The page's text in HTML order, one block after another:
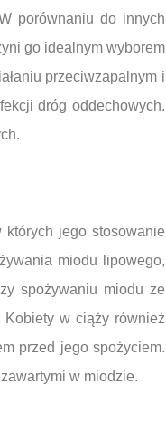
porównaniu do innych
go idealnym wyborem
przeciwzapalnym i
dróg oddechowych.
jego stosowanie
miodu lipowego,
spożywaniu miodu ze
w ciąży również
przed jego spożyciem.
w miodzie.